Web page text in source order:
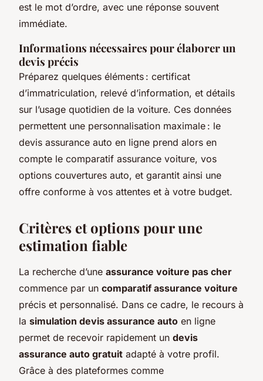
est le mot d’ordre, avec une réponse souvent
immédiate.
Informations nécessaires pour élaborer un
devis précis
Préparez quelques éléments : certificat
d’immatriculation, relevé d’information, et détails
sur l’usage quotidien de la voiture. Ces données
permettent une personnalisation maximale : le
devis assurance auto en ligne prend alors en
compte le comparatif assurance voiture, vos
options couvertures auto, et garantit ainsi une
offre conforme à vos attentes et à votre budget.
Critères et options pour une
estimation fiable
La recherche d’une assurance voiture pas cher
commence par un comparatif assurance voiture
précis et personnalisé. Dans ce cadre, le recours à
la simulation devis assurance auto en ligne
permet de recevoir rapidement un devis
assurance auto gratuit adapté à votre profil.
Grâce à des plateformes comme